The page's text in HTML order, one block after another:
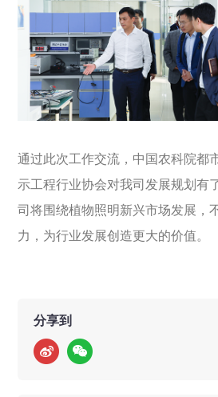
通过此次工作交流，中国农科院都
示工程行业协会对我司发展规划有
司将围绕植物照明新兴市场发展，
力，为行业发展创造更大的价值。
分享到